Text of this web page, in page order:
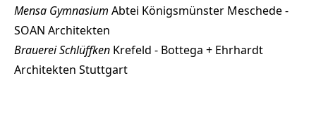
Mensa Gymnasium Abtei Königsmünster Meschede -
SOAN Architekten
Brauerei Schlüffken Krefeld - Bottega + Ehrhardt
Architekten Stuttgart